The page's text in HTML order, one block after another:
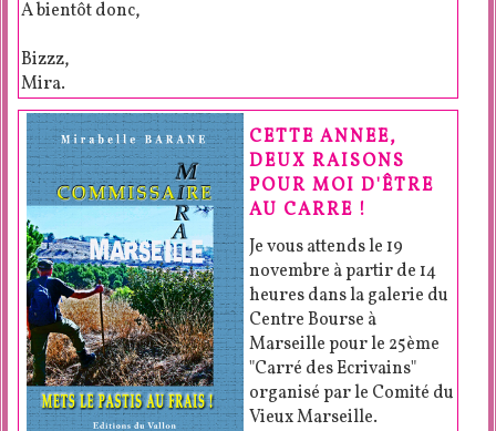
A bientôt donc,
Bizzz,
Mira.
CETTE ANNEE,
DEUX RAISONS
POUR MOI D'ÊTRE
AU CARRE !
Je vous attends le 19
novembre à partir de 14
heures dans la galerie du
Centre Bourse à
Marseille pour le 25ème
"Carré des Ecrivains"
organisé par le Comité du
Vieux Marseille.